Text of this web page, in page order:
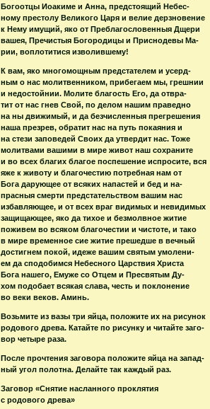
Богоотцы Иоакиме и Анна, предстоящий Небес-
ному престолу Великого Царя и велие дерзновение
к Нему имущий, яко от Преблагословенныя Дщери
вашея, Пречистыя Богородицы и Приснодевы Ма-
рии, воплотитися изволившему!
К вам, яко многомощным предстателем и усерд-
ным о нас молитвенником, прибегаем мы, грешнии
и недостойнии. Молите благость Его, да отвра-
тит от нас гнев Свой, по делом нашим праведно
на ны движимый, и да безчисленныя прегрешения
наша презрев, обратит нас на путь покаяния и
на стези заповедей Своих да утвердит нас. Тоже
молитвами вашими в мире живот наш сохраните
и во всех благих благое поспешение испросите, вся
яже к животу и благочестию потребная нам от
Бога дарующее от всяких напастей и бед и на-
прасныя смерти предстательством вашим нас
избавляющее, и от всех враг видимых и невидимых
защищающее, яко да тихое и безмолвное житие
поживем во всяком благочестии и чистоте, и тако
в мире временное сие житие прешедше в вечный
достигнем покой, идеже вашим святым умолени-
ем да сподобимся Небесного Царствия Христа
Бога нашего, Емуже со Отцем и Пресвятым Ду-
хом подобает всякая слава, честь и поклонение
во веки веков. Аминь.
Возьмите из вазы три яйца, положите их на рисунок
родового древа. Катайте по рисунку и читайте заго-
вор четыре раза.
После прочтения заговора положите яйца на запад-
ный угол полотна. Делайте так каждый раз.
Заговор «Снятие насланного проклятия
с родового древа»